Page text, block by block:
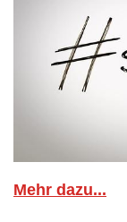
Mehr dazu...